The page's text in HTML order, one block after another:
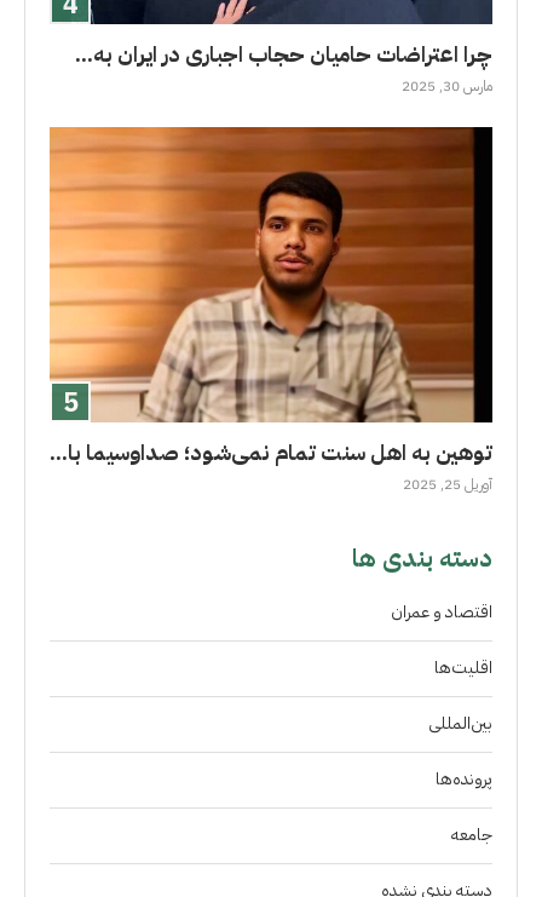
چرا اعتراضات حامیان حجاب اجباری در ایران به...
مارس 30, 2025
توهین به اهل سنت تمام نمی‌شود؛ صداوسیما با...
آوریل 25, 2025
دسته بندی ها
اقتصاد و عمران
اقلیت‌ها
بین‌المللی
پرونده‌ها
جامعه
دسته بندی نشده